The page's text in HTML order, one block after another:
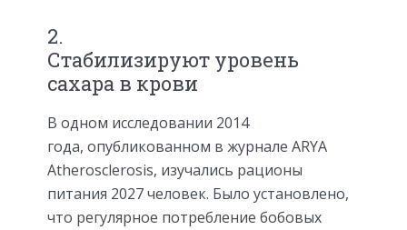
2.
Стабилизируют уровень
сахара в крови
В одном исследовании 2014
года, опубликованном в журнале ARYA
Atherosclerosis, изучались рационы
питания 2027 человек. Было установлено,
что регулярное потребление бобовых